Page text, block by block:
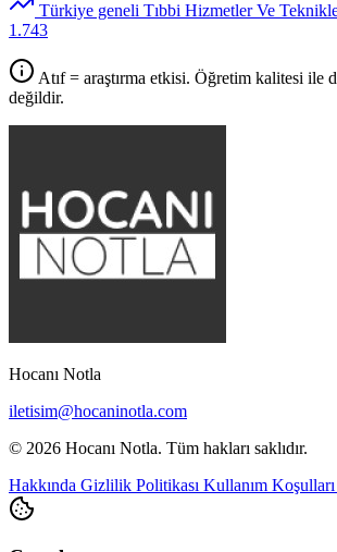
Türkiye geneli Tıbbi Hizmetler Ve
1.743
Atıf = araştırma etkisi. Öğretim kalitesi ile
değildir.
Hocanı Notla
iletisim@hocaninotla.com
© 2026 Hocanı Notla. Tüm hakları saklıdır.
Hakkında Gizlilik Politikası Kullanım Koşulları